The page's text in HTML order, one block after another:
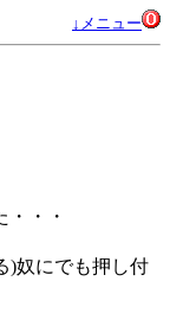
↓メニュー
・・
)奴にでも押し付